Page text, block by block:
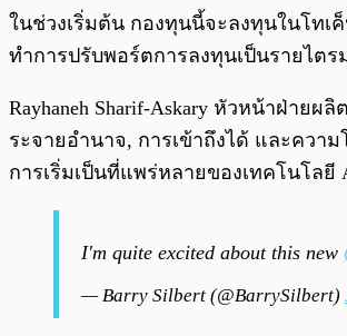
ในช่วงเริ่มต้น กองทุนนี้จะลงทุนในโทเค็
ทำการปรับพอร์ตการลงทุนเป็นรายไตร
Rayhaneh Sharif-Askary หัวหน้าฝ่าย
ระจายอำนาจ, การเข้าถึงได้ และควา
การเริ่มเป็นที่แพร่หลายของเทคโนโลยี
I'm quite excited about this new
— Barry Silbert (@BarrySilbert)